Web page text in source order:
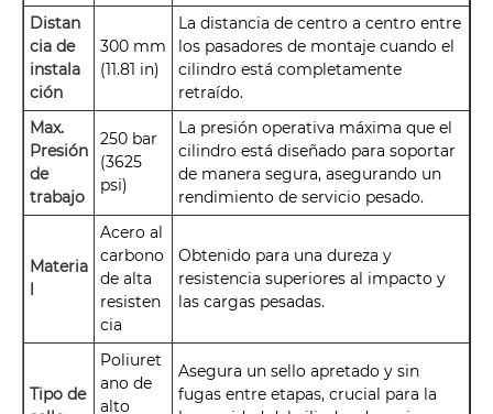
Distan
cia de
instala
ción
300 mm
(11.81 in)
La distancia de centro a centro entre
los pasadores de montaje cuando el
cilindro está completamente
retraído.
Max.
Presión
de
trabajo
250 bar
(3625
psi)
La presión operativa máxima que el
cilindro está diseñado para soportar
de manera segura, asegurando un
rendimiento de servicio pesado.
Materia
l
Acero al
carbono
de alta
resisten
cia
Obtenido para una dureza y
resistencia superiores al impacto y
las cargas pesadas.
Tipo de
Poliuret
ano de
alto
Asegura un sello apretado y sin
fugas entre etapas, crucial para la